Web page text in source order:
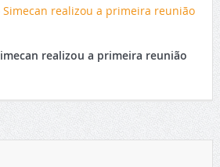
realizou a primeira reunião